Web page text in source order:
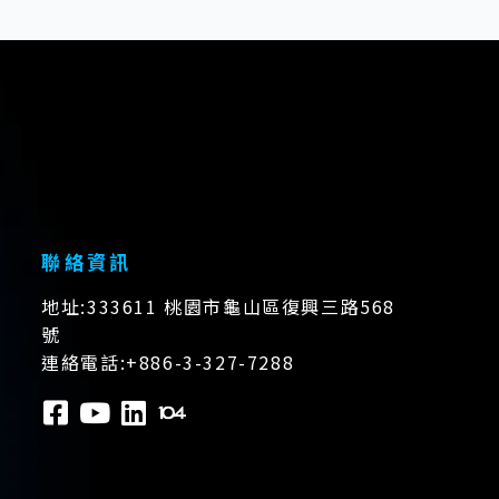
聯絡資訊
地址:333611 桃園市龜山區復興三路568
號
連絡電話:+886-3-327-7288